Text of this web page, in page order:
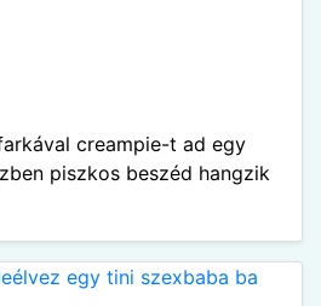
creampie-t ad egy
piszkos beszéd hangzik